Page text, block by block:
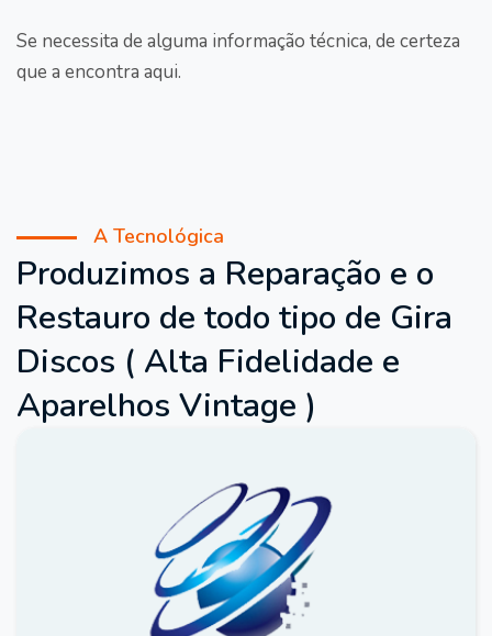
Se necessita de alguma informação técnica, de certeza
que a encontra aqui.
A Tecnológica
Produzimos a Reparação e o
Restauro de todo tipo de Gira
Discos ( Alta Fidelidade e
Aparelhos Vintage )